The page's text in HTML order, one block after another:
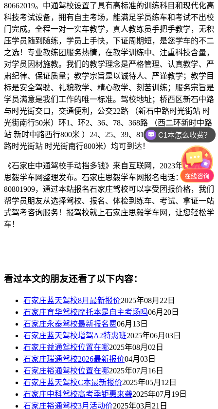
80662019。中通驾校设置了具有高标准的训练科目和现代化高
科技考试设备，拥有自主考场，能满足学员练车和考试不出校
门完成。全程一对一实车教学，真人教练员手把手教学，无积
压学员随到随练，学员上手快，下证周期短，是您学车的不二
之选！专业教练团服务热情，在教学训练中、注重科技含量，
对学员因材施教。我们的教学理念是严格管理、认真教学、严
肃纪律、保证质量；教学宗旨是以诚待人、严谨教学；教学目
标是安全驾驶、礼貌教学、精心教学、刻苦训练；服务宗旨是
学员满意是我们工作的唯一标准。驾校地址；桥西区新石中路
与时光街交口，交通便利，公交22路 （新石中路时光街站 时
光街南行50米）环1、环2、36、78、368路 （西二环新时中路
站 新时中路西行800米 ）24、25、39、81、328、旅游7（槐安
路时光街站 时光街南行800米）均可到达！
《石家庄中通驾校手动挡多钱》来自互联网，2023年8月18日
思毅学车网整理发布。石家庄思毅学车网报名电话：0311-
80801909，通过本站报名石家庄驾校可以享受团报价格，我们
帮学员朋友从选择驾校、报名、体检到练车、考试、拿证一站
式驾考咨询服务！报驾校就上石家庄思毅学车网，让您轻松学
车！
看过本文的朋友还看了以下内容：
石家庄蓝天驾校8月最新报价2025年08月22日
石家庄育华驾校摩托本是自主考场吗06月20日
石家庄永泰驾校最新报名费06月13日
石家庄蓝天驾校增驾A2特惠班2025年06月03日
石家庄益通驾校位置在哪2025年08月02日
石家庄瑞通驾校2026最新报价04月03日
石家庄裕通驾校位置在哪2025年07月16日
石家庄蓝天驾校C本最新报价2025年05月12日
石家庄中科驾校高考季钜惠来袭2025年07月19日
石家庄裕通驾校3月活动价2025年03月21日
C1本怎么收费？